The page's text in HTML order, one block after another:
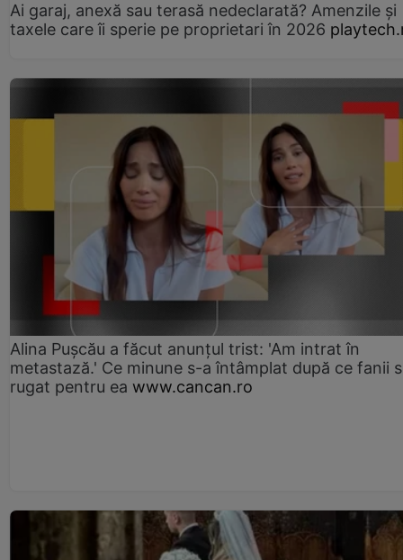
Ai garaj, anexă sau terasă nedeclarată? Amenzile și
taxele care îi sperie pe proprietari în 2026
Alina Pușcău a făcut anunțul trist: 'Am intrat în
metastază.' Ce minune s-a întâmplat după ce fanii
rugat pentru ea www.cancan.ro